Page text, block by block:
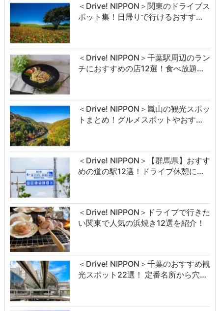
＜Drive! NIPPON＞関東のドライブス
ポット集！日帰りで行けるおすす…
＜Drive! NIPPON＞千葉駅周辺のラン
チにおすすめの店12選！食べ放題…
＜Drive! NIPPON＞嵐山の観光スポッ
トまとめ！グルメスポットやおす…
＜Drive! NIPPON＞【群馬県】おすす
めの道の駅12選！ドライブ休憩に…
＜Drive! NIPPON＞ドライブで行きた
い関東で人気の浜焼き12選を紹介！
＜Drive! NIPPON＞千葉のおすすめ観
光スポット22選！ 定番名所から穴…